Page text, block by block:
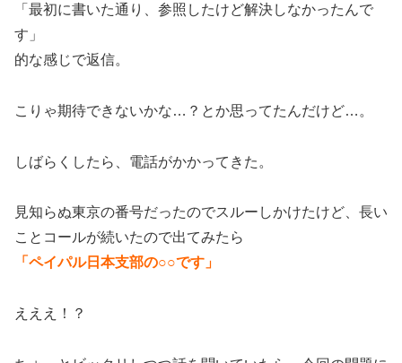
「最初に書いた通り、参照したけど解決しなかったんで
す」
的な感じで返信。
こりゃ期待できないかな…？とか思ってたんだけど…。
しばらくしたら、電話がかかってきた。
見知らぬ東京の番号だったのでスルーしかけたけど、長い
ことコールが続いたので出てみたら
「ペイパル日本支部の○○です」
えええ！？